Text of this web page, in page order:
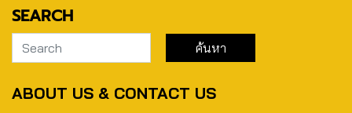
SEARCH
ABOUT US & CONTACT US